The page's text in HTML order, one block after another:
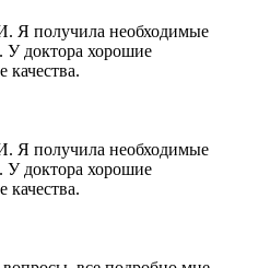
Я получила необходимые
У доктора хорошие
Я получила необходимые
У доктора хорошие